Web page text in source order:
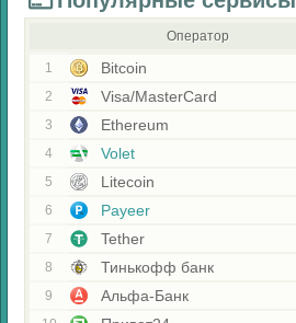
Оператор
1 Bitcoin
2 Visa/MasterCard
3 Ethereum
4 Volet
5 Litecoin
6 Payeer
7 Tether
8 Тинькофф банк
9 Альфа-Банк